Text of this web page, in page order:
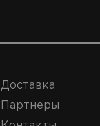
Доставка
Партнеры